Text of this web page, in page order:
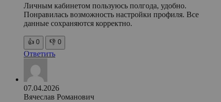
Личным кабинетом пользуюсь полгода, удобно.
Понравилась возможность настройки профиля. Все
данные сохраняются корректно.
👍 0 👎 0
Ответить
07.04.2026
Вячеслав Романович